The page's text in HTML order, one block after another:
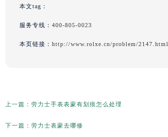
本文tag：
服务专线： 400-805-0023
本页链接： http://www.rolxe.cn/problem/2147.html
上一篇： 劳力士手表表蒙有划痕怎么处理
下一篇： 劳力士表蒙去哪修